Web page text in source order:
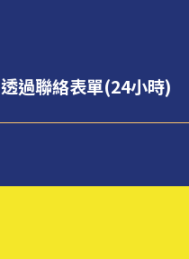
透過聯絡表單(24小時)